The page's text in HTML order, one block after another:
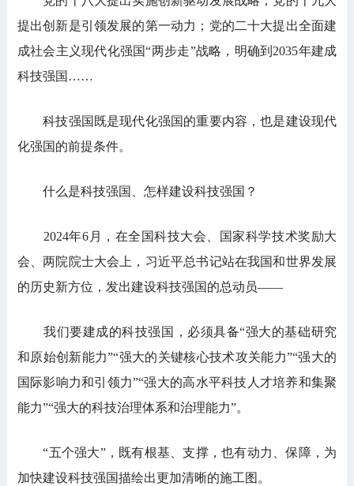
提出创新是引领发展的第一动力；党的二十大提出全面建
成社会主义现代化强国“两步走”战略，明确到2035年建成
科技强国……
科技强国既是现代化强国的重要内容，也是建设现代
化强国的前提条件。
什么是科技强国、怎样建设科技强国？
2024年6月，在全国科技大会、国家科学技术奖励大
会、两院院士大会上，习近平总书记站在我国和世界发展
的历史新方位，发出建设科技强国的总动员——
我们要建成的科技强国，必须具备“强大的基础研究
和原始创新能力”“强大的关键核心技术攻关能力”“强大的
国际影响力和引领力”“强大的高水平科技人才培养和集聚
能力”“强大的科技治理体系和治理能力”。
“五个强大”，既有根基、支撑，也有动力、保障，为
加快建设科技强国描绘出更加清晰的施工图。